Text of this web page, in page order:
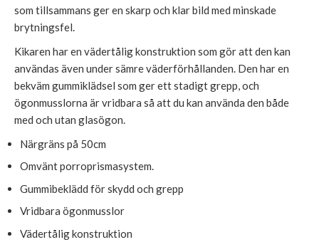
som tillsammans ger en skarp och klar bild med minskade
brytningsfel.
Kikaren har en vädertålig konstruktion som gör att den kan
användas även under sämre väderförhållanden. Den har en
bekväm gummiklädsel som ger ett stadigt grepp, och
ögonmusslorna är vridbara så att du kan använda den både
med och utan glasögon.
Närgräns på 50cm
Omvänt porroprismasystem.
Gummibeklädd för skydd och grepp
Vridbara ögonmusslor
Vädertålig konstruktion